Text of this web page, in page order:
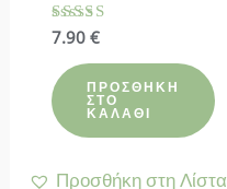
Βαθμολογήθηκε
4.50
από 5
7.90 €
ΠΡΟΣΘΉΚΗ
ΣΤΟ
ΚΑΛΆΘΙ
Προσθήκη στη Λίστα